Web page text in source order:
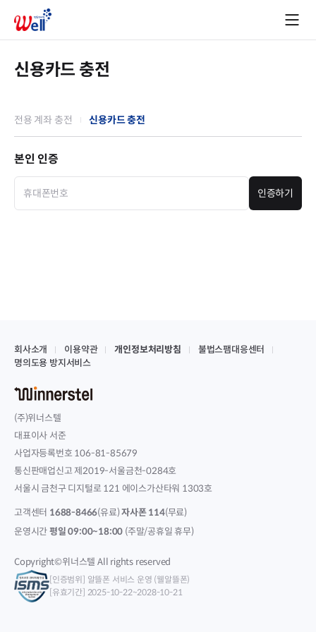
신용카드 충전
전용 계좌 충전 신용카드 충전
본인 인증
인증하기
회사소개 이용약관 개인정보처리방침
불법스팸대응센터
명의도용 방지서비스
(주)위너스텔
대표이사 서준
사업자등록번호 106-81-85679
통신판매업신고 제2019-서울금천-0284호
서울시 금천구 디지털로 121 에이스가산타워 1303호
고객센터 1688-8466(유료)자사폰 114(무료)
운영시간평일 09:00~18:00 (주말/공휴일 휴무)
Copyright©위너스텔 All rights reserved
[인증범위] 알뜰폰 서비스 운영 (웰알뜰폰)
[유효기간] 2025-10-22~2028-10-21